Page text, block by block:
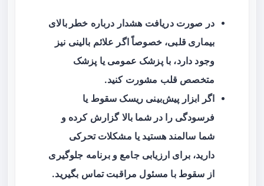
در صورت دریافت هشدار درباره خطر بالای
بیماری قلبی، خصوصاً اگر علائم بالینی نیز
وجود دارد، با پزشک عمومی یا پزشک
متخصص قلب مشورت کنید.
اگر ابزار پیش‌بینی ریسک سقوط یا
فرسودگی را در شما بالا گزارش کرده و
شما سالمند هستید یا مشکلات تحرکی
دارید، برای ارزیابی جامع و برنامه جلوگیری
از سقوط با مسئول مراقبت تماس بگیرید.